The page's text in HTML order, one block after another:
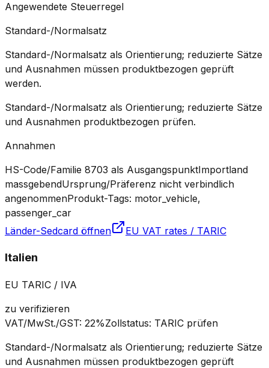
Angewendete Steuerregel
Standard-/Normalsatz
Standard-/Normalsatz als Orientierung; reduzierte Sätze
und Ausnahmen müssen produktbezogen geprüft
werden.
Standard-/Normalsatz als Orientierung; reduzierte Sätze
und Ausnahmen produktbezogen prüfen.
Annahmen
HS-Code/Familie 8703 als AusgangspunktImportland
massgebendUrsprung/Präferenz nicht verbindlich
angenommenProdukt-Tags: motor_vehicle,
passenger_car
Länder-Sedcard öffnen
EU VAT rates / TARIC
Italien
EU TARIC / IVA
zu verifizieren
VAT/MwSt./GST: 22%Zollstatus: TARIC prüfen
Standard-/Normalsatz als Orientierung; reduzierte Sätze
und Ausnahmen müssen produktbezogen geprüft